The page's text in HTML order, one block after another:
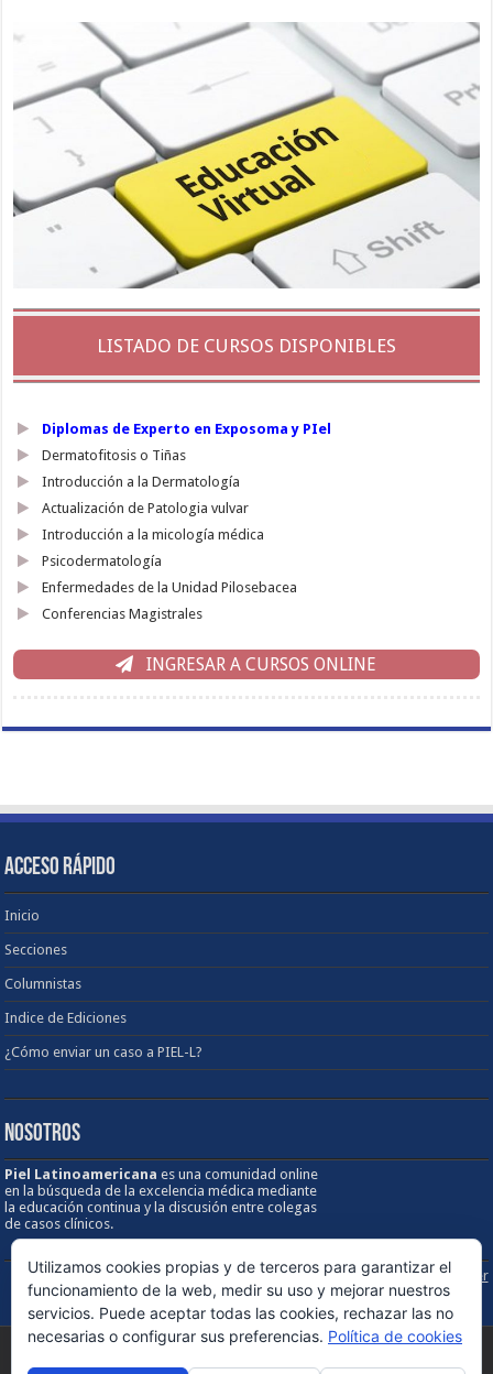
LISTADO DE CURSOS DISPONIBLES
Diplomas de Experto en Exposoma y PIel
Dermatofitosis o Tiñas
Introducción a la Dermatología
Actualización de Patologia vulvar
Introducción a la micología médica
Psicodermatología
Enfermedades de la Unidad Pilosebacea
Conferencias Magistrales
INGRESAR A CURSOS ONLINE
ACCESO RÁPIDO
Inicio
Secciones
Columnistas
Indice de Ediciones
¿Cómo enviar un caso a PIEL-L?
NOSOTROS
Piel Latinoamericanaes una comunidad online
en la búsqueda de la excelencia médica mediante
la educación continua y la discusión entre colegas
de casos clínicos.
Sobre los Derechos de Autor / Disclaimer
Utilizamos cookies propias y de terceros para garantizar el
funcionamiento de la web, medir su uso y mejorar nuestros
servicios. Puede aceptar todas las cookies, rechazar las no
necesarias o configurar sus preferencias. Política de cookies